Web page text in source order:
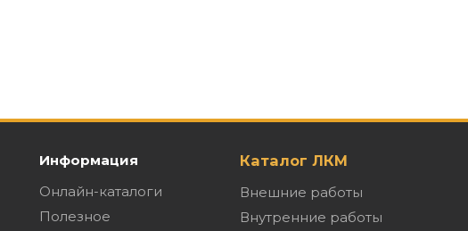
Информация
Онлайн-каталоги
Полезное
Каталог ЛКМ
Внешние работы
Внутренние работы